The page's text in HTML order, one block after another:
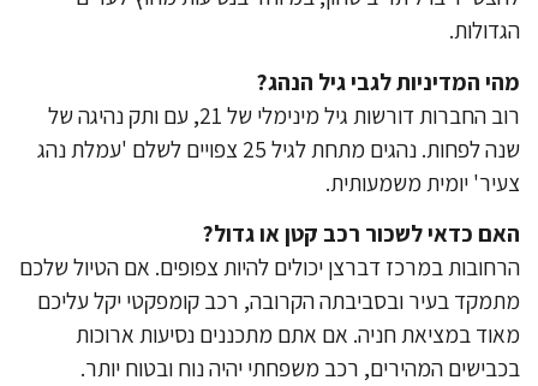
המדיניות לגבי גיל הנהג?
רוב החברות דורשות גיל מינימלי של 21, עם ותק נהיגה של
שנה לפחות. נהגים מתחת לגיל 25 צפויים לשלם 'עמלת נהג
יומית משמעותית.
כדאי לשכור רכב קטן או גדול?
במרכז דברצן יכולים להיות צפופים. אם הטיול שלכם
בעיר ובסביבתה הקרובה, רכב קומפקטי יקל עליכם
במציאת חניה. אם אתם מתכננים נסיעות ארוכות
המהירים, רכב משפחתי יהיה נוח ובטוח יותר.